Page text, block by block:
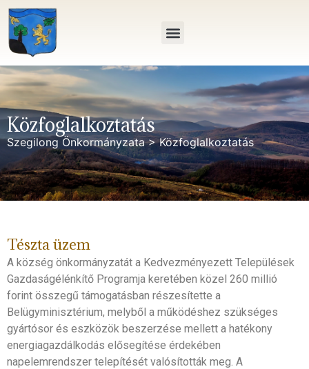
Közfoglalkoztatás
Szegilong Önkormányzata>Közfoglalkoztatás
Tészta üzem
A község önkormányzatát a Kedvezményezett Települések
Gazdaságélénkítő Programja keretében közel 260 millió
forint összegű támogatásban részesítette a
Belügyminisztérium, melyből a működéshez szükséges
gyártósor és eszközök beszerzése mellett a hatékony
energiagazdálkodás elősegítése érdekében
napelemrendszer telepítését valósították meg. A